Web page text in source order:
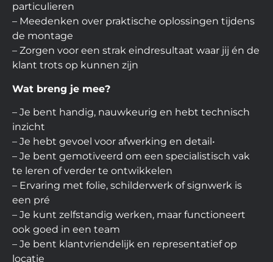
particulieren
– Meedenken over praktische oplossingen tijdens
de montage
– Zorgen voor een strak eindresultaat waar jij én de
klant trots op kunnen zijn
Wat breng je mee?
– Je bent handig, nauwkeurig en hebt technisch
inzicht
– Je hebt gevoel voor afwerking en detail •
– Je bent gemotiveerd om een specialistisch vak
te leren of verder te ontwikkelen
– Ervaring met folie, schilderwerk of signwerk is
een pré
– Je kunt zelfstandig werken, maar functioneert
ook goed in een team
– Je bent klantvriendelijk en representatief op
locatie